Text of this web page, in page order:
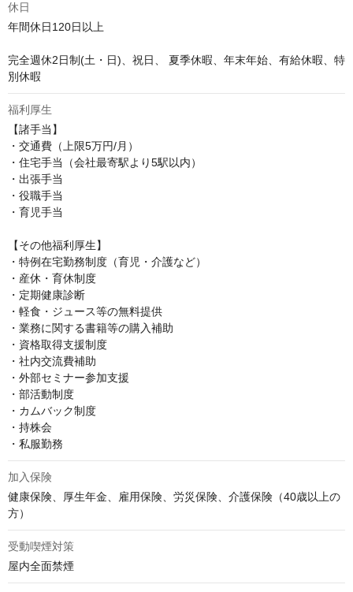
休日
年間休日120日以上
完全週休2日制(土・日)、祝日、 夏季休暇、年末年始、有給休暇、特
別休暇
福利厚生
【諸手当】
・交通費（上限5万円/月）
・住宅手当（会社最寄駅より5駅以内）
・出張手当
・役職手当
・育児手当
【その他福利厚生】
・特例在宅勤務制度（育児・介護など）
・産休・育休制度
・定期健康診断
・軽食・ジュース等の無料提供
・業務に関する書籍等の購入補助
・資格取得支援制度
・社内交流費補助
・外部セミナー参加支援
・部活動制度
・カムバック制度
・持株会
・私服勤務
加入保険
健康保険、厚生年金、雇用保険、労災保険、介護保険（40歳以上の
方）
受動喫煙対策
屋内全面禁煙